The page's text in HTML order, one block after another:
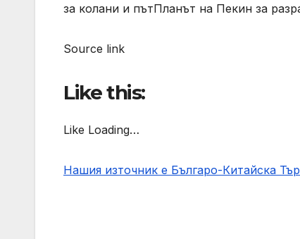
за колани и пътПланът на Пекин за
Source link
Like this:
Like Loading…
Нашия източник е Българо-Китайска